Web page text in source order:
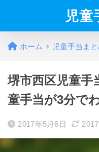
児童
ホーム 児童手当ま
堺市西区児童手
童手当が3分で
2017年5月6日